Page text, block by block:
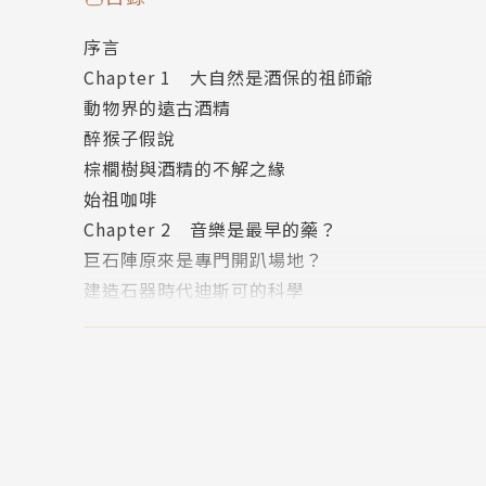
（以上行為請斟酌嘗試，若有遊走法律邊緣或危
請放心，做完這些的埃文斯還活著。
埃文斯用他的墮落實驗，致敬那些歷史上瘋狂的
解那些正史不能也不敢談的墮落史，就一定不能錯
作者簡介
序言
Chapter 1 大自然是酒保的祖師爺
動物界的遠古酒精
醉猴子假說
棕櫚樹與酒精的不解之緣
始祖咖啡
Chapter 2 音樂是最早的藥？
巨石陣原來是專門開趴場地？
建造石器時代迪斯可的科學